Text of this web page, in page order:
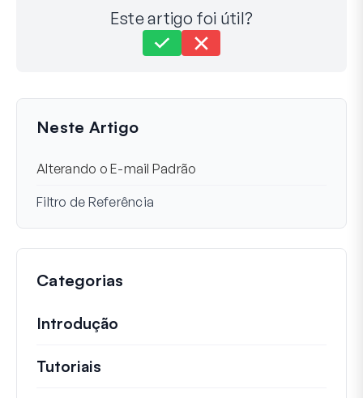
Este artigo foi útil?
Última atualização em 23 de dez. de 2025
Neste Artigo
Alterando o E-mail Padrão
Filtro de Referência
Categorias
Introdução
Tutoriais